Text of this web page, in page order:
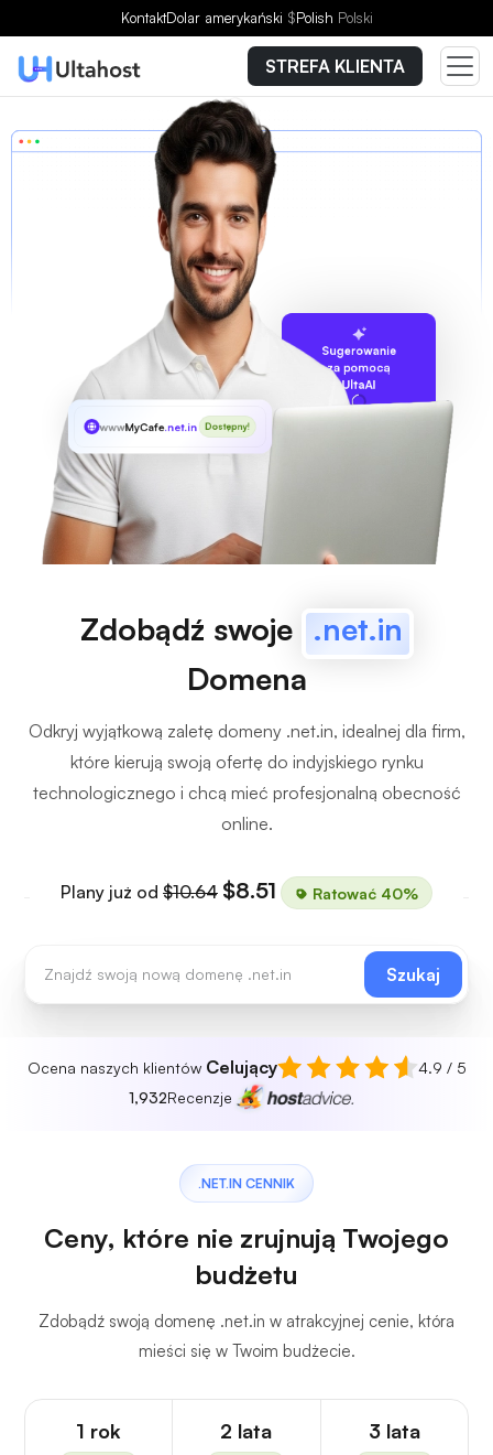
KontaktDolar amerykański $Polish Polski
STREFA KLIENTA
Sugerowanie
za pomocą
UltaAI
wwwMyCafe.net.in Dostępny!
Zdobądź swoje .net.in
Domena
Odkryj wyjątkową zaletę domeny .net.in, idealnej dla firm,
które kierują swoją ofertę do indyjskiego rynku
technologicznego i chcą mieć profesjonalną obecność
online.
Plany już od $10.64 $8.51 Ratować 40%
Szukaj
Ocena naszych klientów Celujący
4.9 / 5
1,932Recenzje
.NET.IN CENNIK
Ceny, które nie zrujnują Twojego
budżetu
Zdobądź swoją domenę .net.in w atrakcyjnej cenie, która
mieści się w Twoim budżecie.
1 rok 2 lata 3 lata